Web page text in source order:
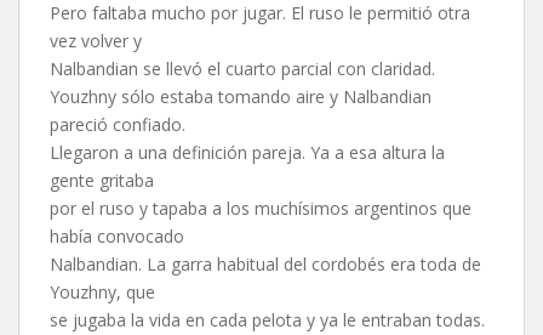
Pero faltaba mucho por jugar. El ruso le permitió otra
vez volver y
Nalbandian se llevó el cuarto parcial con claridad.
Youzhny sólo estaba tomando aire y Nalbandian
pareció confiado.
Llegaron a una definición pareja. Ya a esa altura la
gente gritaba
por el ruso y tapaba a los muchísimos argentinos que
había convocado
Nalbandian. La garra habitual del cordobés era toda de
Youzhny, que
se jugaba la vida en cada pelota y ya le entraban todas.